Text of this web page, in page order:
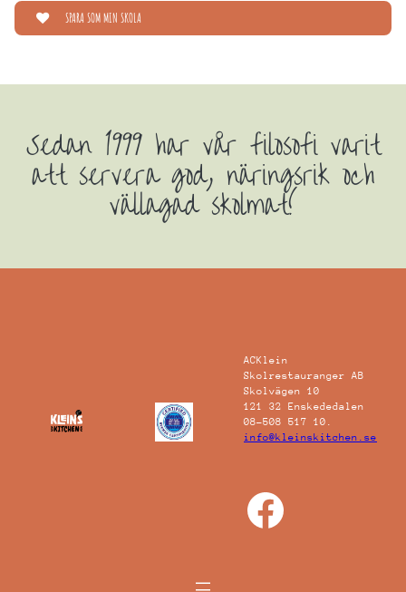
Sedan 1999 har vår filosofi varit
att servera god, näringsrik och
vällagad skolmat!
ACKlein
Skolrestauranger AB
Skolvägen 10
121 32 Enskededalen
08-508 517 10.
info@kleinskitchen.se